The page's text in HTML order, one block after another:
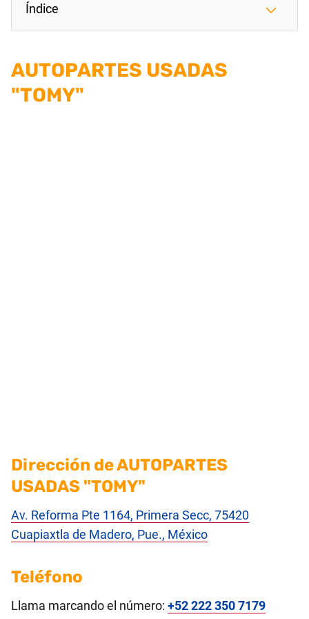
Índice
AUTOPARTES USADAS
"TOMY"
Dirección de AUTOPARTES
USADAS "TOMY"
Av. Reforma Pte 1164, Primera Secc, 75420
Cuapiaxtla de Madero, Pue., México
Teléfono
Llama marcando el número: +52 222 350 7179